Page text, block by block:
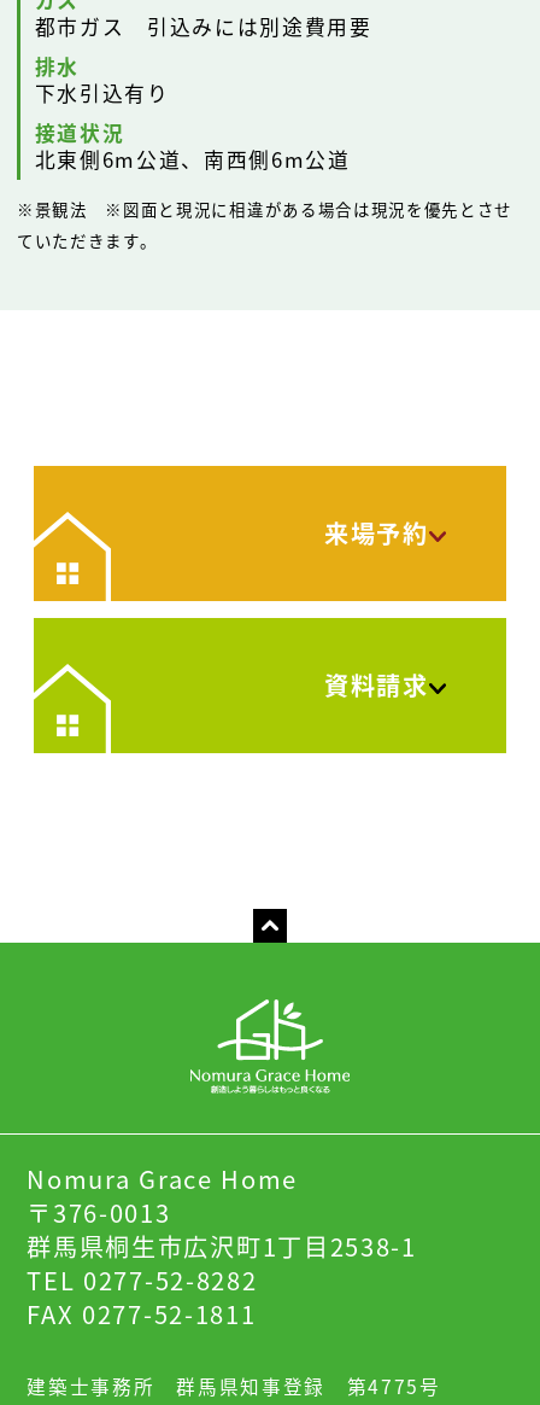
都市ガス 引込みには別途費用要
排水
下水引込有り
接道状況
北東側6m公道、南西側6m公道
※景観法 ※図面と現況に相違がある場合は現況を優先とさせ
ていただきます。
来場予約
資料請求
Nomura Grace Home
〒376-0013
群馬県桐生市広沢町1丁目2538-1
TEL 0277-52-8282
FAX 0277-52-1811
建築士事務所 群馬県知事登録 第4775号